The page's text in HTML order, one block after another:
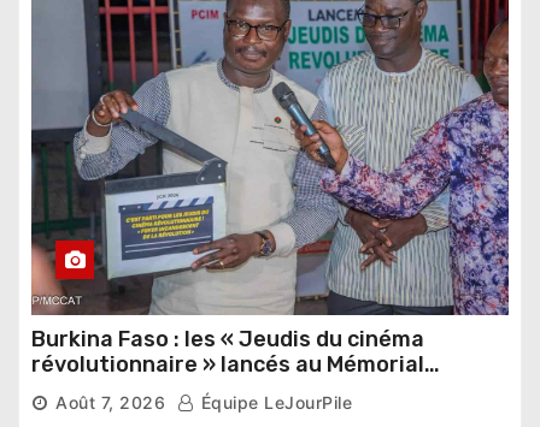
Burkina Faso : les « Jeudis du cinéma
révolutionnaire » lancés au Mémorial
Thomas Sankara
Août 7, 2026 Équipe LeJourPile